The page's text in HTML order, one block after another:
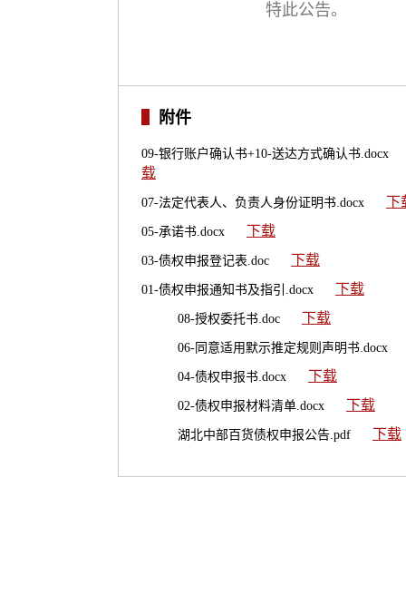
特此公告。
附件
09-银行账户确认书+10-送达方式确认书.docx
载
07-法定代表人、负责人身份证明书.docx 下
05-承诺书.docx 下载
03-债权申报登记表.doc 下载
01-债权申报通知书及指引.docx 下载
08-授权委托书.doc 下载
06-同意适用默示推定规则声明书.docx
04-债权申报书.docx 下载
02-债权申报材料清单.docx 下载
湖北中部百货债权申报公告.pdf 下载